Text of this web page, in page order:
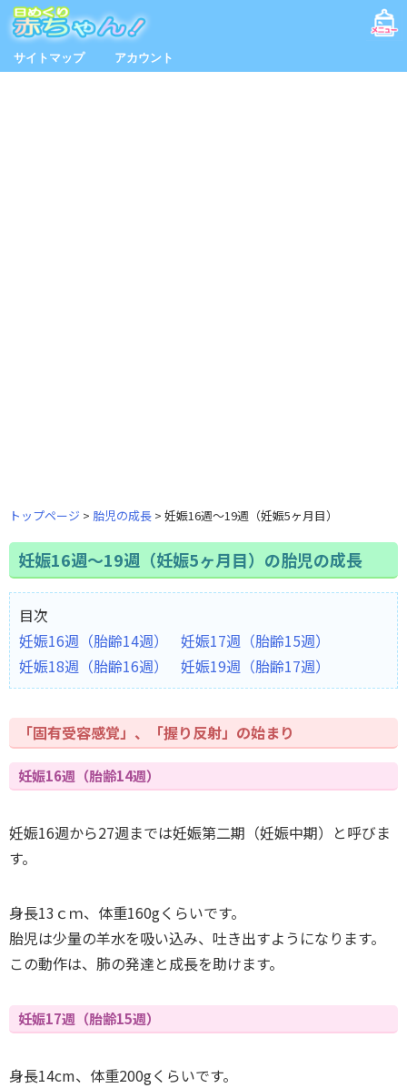
サイトマップ アカウント
トップページ 胎児の成長 妊娠16週～19週（妊娠5ヶ月目）
妊娠16週～19週（妊娠5ヶ月目）の胎児の成長
目次
妊娠16週（胎齢14週）
妊娠17週（胎齢15週）
妊娠18週（胎齢16週）
妊娠19週（胎齢17週）
「固有受容感覚」、「握り反射」の始まり
妊娠16週（胎齢14週）
妊娠16週から27週までは妊娠第二期（妊娠中期）と呼びま
す。
身長13ｃｍ、体重160gくらいです。
胎児は少量の羊水を吸い込み、吐き出すようになります。
この動作は、肺の発達と成長を助けます。
妊娠17週（胎齢15週）
身長14cm、体重200gくらいです。